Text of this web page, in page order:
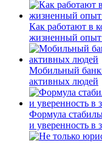
Как работают в
жизненный опыт
Мобильный
активных людей
Формула
и уверенность в